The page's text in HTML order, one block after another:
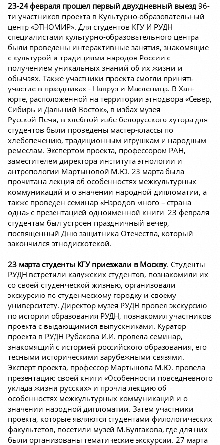
23-24 февраля прошел первый двухдневный выезд 96-
ти участников проекта в Культурно-образовательный
центр «ЭТНОМИР». Для студентов КГУ И РУДН
специалистами культурно-образовательного центра
были проведены интерактивные занятия, знакомящие
с культурой и традициями народов России с
получением уникальных знаний об их жизни и
обычаях. Также участники проекта смогли принять
участие в праздниках - Навруз и Масленица. В Хан-
юрте, расположенной на территории этнодвора «Север,
Сибирь и Дальний Восток», в избах музея
Русской Печи, в хлебной избе белорусского хутора для
студентов были проведены мастер-классы по
хлебопечению, традиционным игрушкам и народным
ремеслам. Экспертом проекта, профессором РАН,
заместителем директора института этнологии и
антропологии Мартыновой М.Ю. 23 марта была
прочитана лекция об особенностях межкультурных
коммуникаций и о значении народной дипломатии, а
также проведен семинар «Народов много – страна
одна» с презентацией одноименной книги. 23 февраля
студентам был устроен праздничный вечер,
посвященный Дню защитника Отечества, который
закончился этнодискотекой.
23 марта студенты КГУ приезжали в Москву. Студенты
РУДН встретили калужских студентов, познакомили их
со своей студенческой жизнью, организовали
экскурсию по студенческому городку и своему
университету. Директор музея РУДН провел экскурсию
по истории образования РУДН, познакомил участников
проекта с выдающимися выпускниками. Куратор
проекта в РУДН Рубакова И.И. провела семинар,
знакомящий с историей российского образования, его
тесными историческими зарубежными связями.
Эксперт проекта, профессор Мартынова М.Ю. провела
презентацию своей книги «Особенности повседневного
уклада жизни русских» и прочла лекцию об
особенностях межкультурных коммуникаций и о
значении народной дипломатии. Затем участники
проекта, которые являются студентами филологических
факультетов, посетили музей М.Булгакова, где для них
были организованы тематические экскурсии. 27 марта